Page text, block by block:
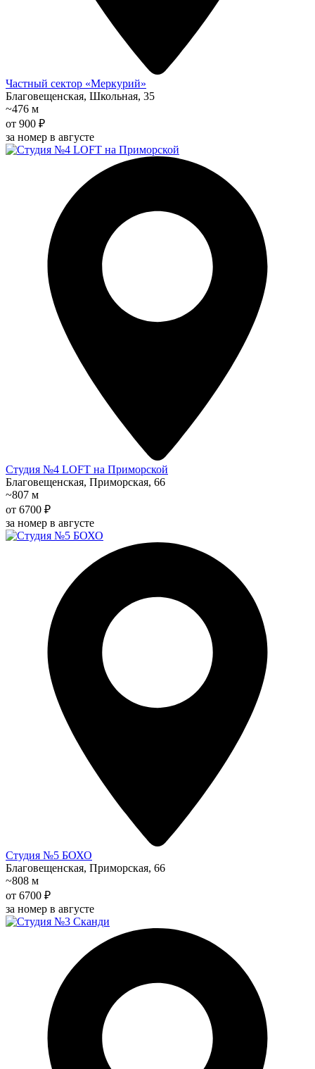
Частный сектор «Меркурий»
Благовещенская, Школьная, 35
~476 м
от 900 ₽
за номер в августе
Студия №4 LOFT на Приморской
Благовещенская, Приморская, 66
~807 м
от 6700 ₽
за номер в августе
Студия №5 БОХО
Благовещенская, Приморская, 66
~808 м
от 6700 ₽
за номер в августе